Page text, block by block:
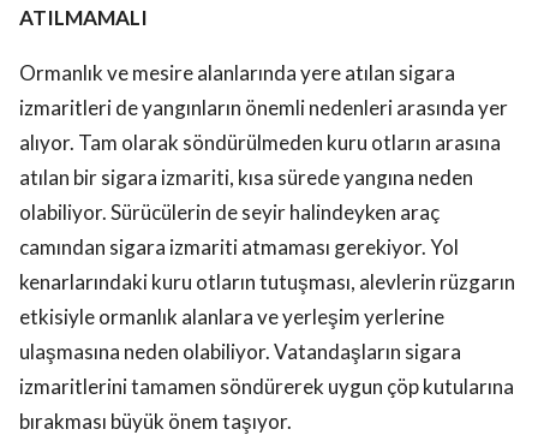
ATILMAMALI
Ormanlık ve mesire alanlarında yere atılan sigara
izmaritleri de yangınların önemli nedenleri arasında yer
alıyor. Tam olarak söndürülmeden kuru otların arasına
atılan bir sigara izmariti, kısa sürede yangına neden
olabiliyor. Sürücülerin de seyir halindeyken araç
camından sigara izmariti atmaması gerekiyor. Yol
kenarlarındaki kuru otların tutuşması, alevlerin rüzgarın
etkisiyle ormanlık alanlara ve yerleşim yerlerine
ulaşmasına neden olabiliyor. Vatandaşların sigara
izmaritlerini tamamen söndürerek uygun çöp kutularına
bırakması büyük önem taşıyor.